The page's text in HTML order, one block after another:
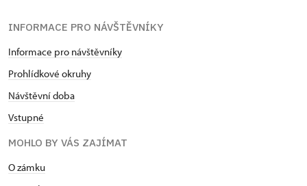
INFORMACE PRO NÁVŠTĚVNÍKY
Informace pro návštěvníky
Prohlídkové okruhy
Návštěvní doba
Vstupné
MOHLO BY VÁS ZAJÍMAT
O zámku